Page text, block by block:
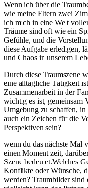
Wenn ich über die
wie meine Eltern zwei
⁢ich mich in eine Welt
Träume sind oft wie ein
Gefühle, und die
diese Aufgabe erledigen,
⁢und Chaos in unserem
Durch diese Traumszene
eine alltägliche Tätigkeit
Zusammenarbeit in der
wichtig es ist, gemeinsam
Umgebung zu schaffen,
auch ein Zeichen ​für die
Perspektiven sein?
wenn du das nächste ‍Mal‌
einen Moment zeit,
Szene bedeutet.Welches
Konflikte oder Wünsche,
werden? Traumbilder sind